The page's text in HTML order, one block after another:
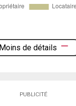
Moins de détails
PUBLICITÉ